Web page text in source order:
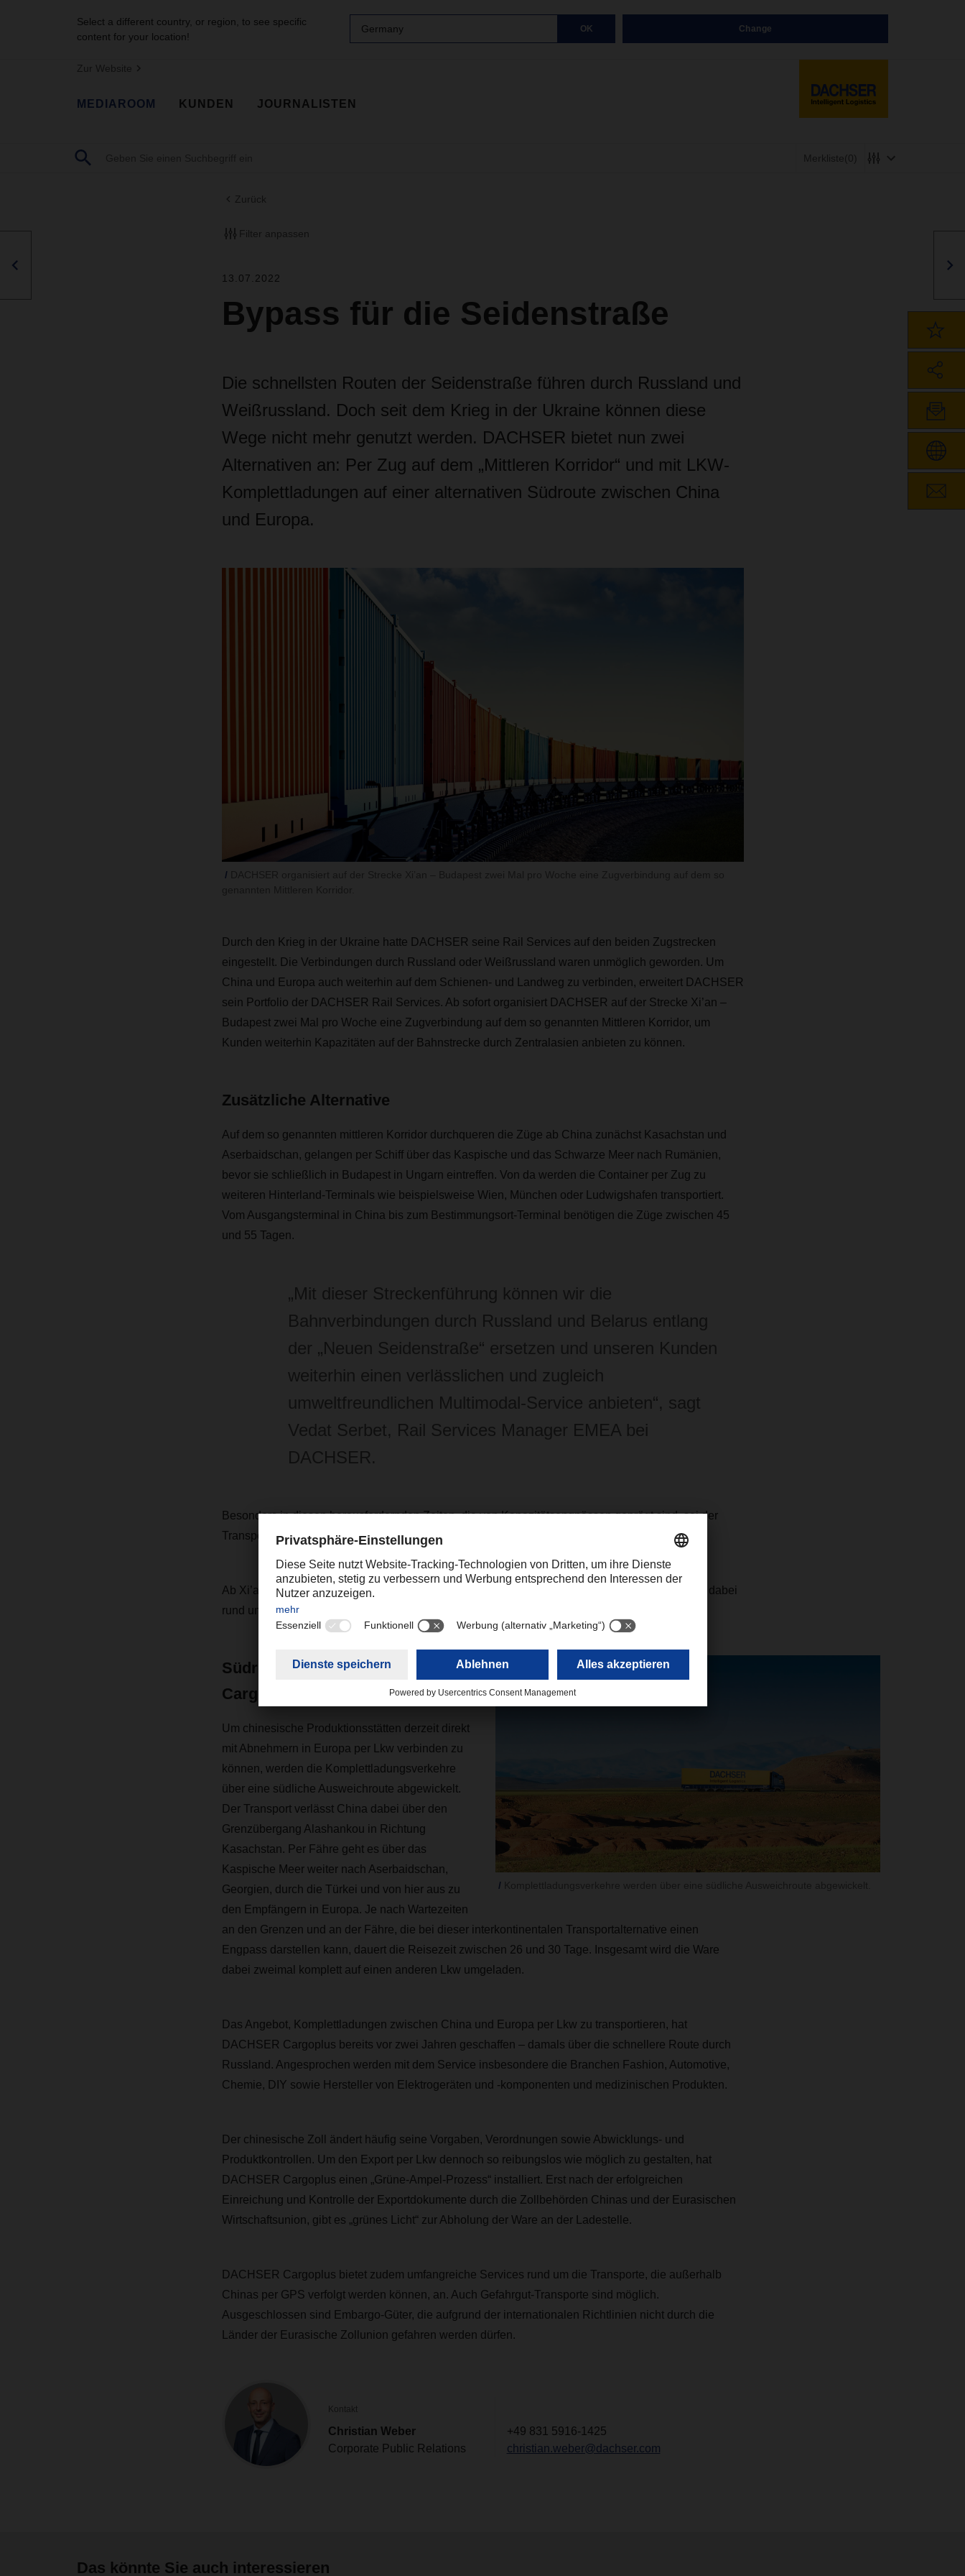
Select a different country, or region, to see specific
content for your location!
Germany OK Change
Zur Website
MEDIAROOM KUNDEN JOURNALISTEN
Merkliste(0)
Zurück
Filter anpassen
13.07.2022
Bypass für die Seidenstraße
Die schnellsten Routen der Seidenstraße führen durch Russland und
Weißrussland. Doch seit dem Krieg in der Ukraine können diese
Wege nicht mehr genutzt werden. DACHSER bietet nun zwei
Alternativen an: Per Zug auf dem „Mittleren Korridor“ und mit LKW-
Komplettladungen auf einer alternativen Südroute zwischen China
und Europa.
Durch den Krieg in der Ukraine hatte DACHSER seine Rail Services auf den beiden Zugstrecken
eingestellt. Die Verbindungen durch Russland oder Weißrussland waren unmöglich geworden. Um
China und Europa auch weiterhin auf dem Schienen- und Landweg zu verbinden, erweitert DACHSER
sein Portfolio der DACHSER Rail Services. Ab sofort organisiert DACHSER auf der Strecke Xi’an –
Budapest zwei Mal pro Woche eine Zugverbindung auf dem so genannten Mittleren Korridor, um
Kunden weiterhin Kapazitäten auf der Bahnstrecke durch Zentralasien anbieten zu können.
Zusätzliche Alternative
Auf dem so genannten mittleren Korridor durchqueren die Züge ab China zunächst Kasachstan und
Aserbaidschan, gelangen per Schiff über das Kaspische und das Schwarze Meer nach Rumänien,
bevor sie schließlich in Budapest in Ungarn eintreffen. Von da werden die Container per Zug zu
weiteren Hinterland-Terminals wie beispielsweise Wien, München oder Ludwigshafen transportiert.
Vom Ausgangsterminal in China bis zum Bestimmungsort-Terminal benötigen die Züge zwischen 45
und 55 Tagen.
„Mit dieser Streckenführung können wir die
Bahnverbindungen durch Russland und Belarus entlang
der „Neuen Seidenstraße“ ersetzen und unseren Kunden
weiterhin einen verlässlichen und zugleich
umweltfreundlichen Multimodal-Service anbieten“, sagt
Vedat Serbet, Rail Services Manager EMEA bei
DACHSER.
Besonders in diesen herausfordernden Zeiten, die von Kapazitätsengpässen geprägt sind, sei der
Transport per Schiene eine zusätzliche Alternative zur See- und Luftfracht.
Ab Xi’an in China verkehren die Züge zwei Mal pro Woche nach Europa. Die Container werden dabei
rund um die Uhr per GPS überwacht und erreichen jedes Hinterland-Terminal in Europa.
Südroute für DACHSER
Cargoplus
Um chinesische Produktionsstätten derzeit direkt
mit Abnehmern in Europa per Lkw verbinden zu
können, werden die Komplettladungsverkehre
über eine südliche Ausweichroute abgewickelt.
Der Transport verlässt China dabei über den
Grenzübergang Alashankou in Richtung
Kasachstan. Per Fähre geht es über das
Kaspische Meer weiter nach Aserbaidschan,
Georgien, durch die Türkei und von hier aus zu
den Empfängern in Europa. Je nach Wartezeiten
an den Grenzen und an der Fähre, die bei dieser interkontinentalen Transportalternative einen
Engpass darstellen kann, dauert die Reisezeit zwischen 26 und 30 Tage. Insgesamt wird die Ware
dabei zweimal komplett auf einen anderen Lkw umgeladen.
Das Angebot, Komplettladungen zwischen China und Europa per Lkw zu transportieren, hat
DACHSER Cargoplus bereits vor zwei Jahren geschaffen – damals über die schnellere Route durch
Russland. Angesprochen werden mit dem Service insbesondere die Branchen Fashion, Automotive,
Chemie, DIY sowie Hersteller von Elektrogeräten und -komponenten und medizinischen Produkten.
Der chinesische Zoll ändert häufig seine Vorgaben, Verordnungen sowie Abwicklungs- und
Produktkontrollen. Um den Export per Lkw dennoch so reibungslos wie möglich zu gestalten, hat
DACHSER Cargoplus einen „Grüne-Ampel-Prozess“ installiert. Erst nach der erfolgreichen
Einreichung und Kontrolle der Exportdokumente durch die Zollbehörden Chinas und der Eurasischen
Wirtschaftsunion, gibt es „grünes Licht“ zur Abholung der Ware an der Ladestelle.
DACHSER Cargoplus bietet zudem umfangreiche Services rund um die Transporte, die außerhalb
Chinas per GPS verfolgt werden können, an. Auch Gefahrgut-Transporte sind möglich.
Ausgeschlossen sind Embargo-Güter, die aufgrund der internationalen Richtlinien nicht durch die
Länder der Eurasische Zollunion gefahren werden dürfen.
Kontakt
Christian Weber
Corporate Public Relations
+49 831 5916-1425
christian.weber@dachser.com
Das könnte Sie auch interessieren